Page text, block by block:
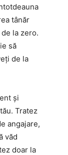
tânăr
la zero.
să
de la
și
Tratez
angajare,
văd
doar la